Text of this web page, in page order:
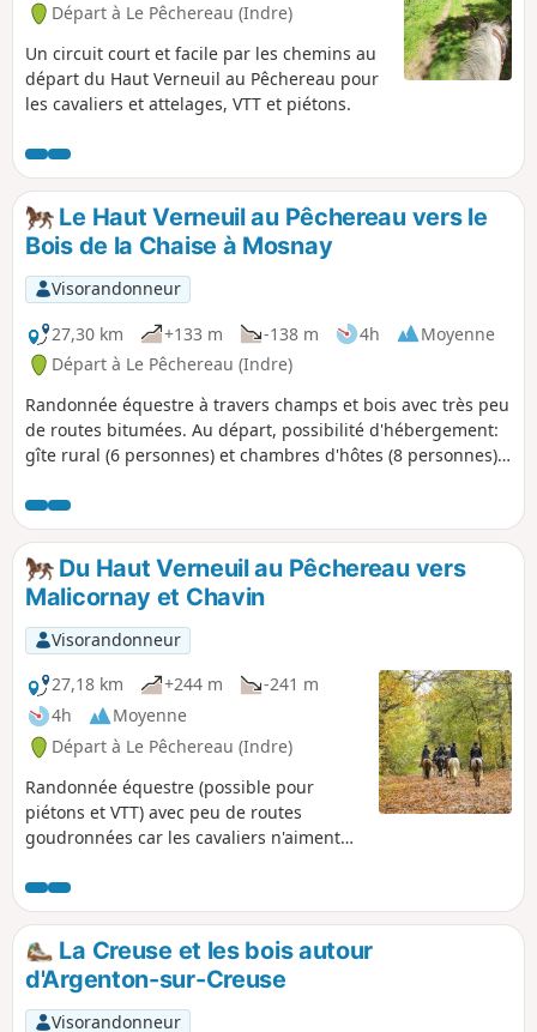
Départ à Le Pêchereau (Indre)
Un circuit court et facile par les chemins au
départ du Haut Verneuil au Pêchereau pour
les cavaliers et attelages, VTT et piétons.
Le Haut Verneuil au Pêchereau vers le
Bois de la Chaise à Mosnay
Visorandonneur
27,30 km
+133 m -138 m 4h
Moyenne
Départ à Le Pêchereau (Indre)
Randonnée équestre à travers champs et bois avec très peu
de routes bitumées. Au départ, possibilité d'hébergement:
gîte rural (6 personnes) et chambres d'hôtes (8 personnes).
Du Haut Verneuil au Pêchereau vers
Malicornay et Chavin
Visorandonneur
27,18 km
+244 m
-241 m
4h
Moyenne
Départ à Le Pêchereau (Indre)
Randonnée équestre (possible pour
piétons et VTT) avec peu de routes
goudronnées car les cavaliers n'aiment
attelages aux (16), (18) et (24) . Pour ces
déviations, suivre le descriptif car le tracé
n'apparaît pas sur la carte. Ce circuit fait
partie d'un ensemble pour randonner en
étoile autour du Haut Verneuil au
Pêchereau ou peut bien sûr, être effectué
La Creuse et les bois autour
d'Argenton-sur-Creuse
Visorandonneur